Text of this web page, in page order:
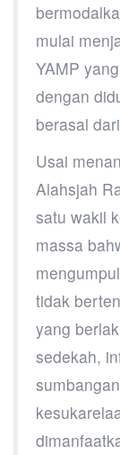
mulai
YAMP
dengan
berasal
Usai
Alahsjah
satu wakil
massa
tidak
yang
sedekah,